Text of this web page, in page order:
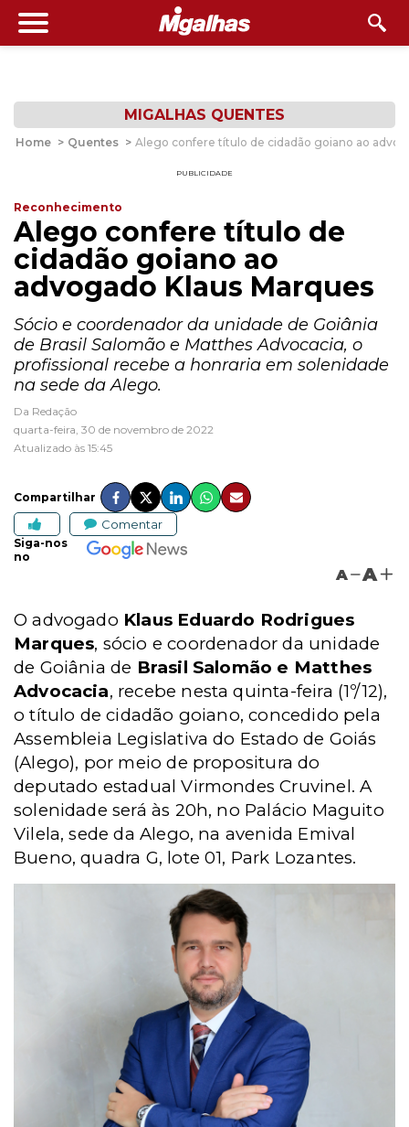
MIGALHAS QUENTES
Home > Quentes > Alego confere título de cidadão goiano ao
PUBLICIDADE
Reconhecimento
Alego confere título de
cidadão goiano ao
advogado Klaus Marques
Sócio e coordenador da unidade de Goiânia
de Brasil Salomão e Matthes Advocacia, o
profissional recebe a honraria em solenidade
na sede da Alego.
Da Redação
quarta-feira, 30 de novembro de 2022
Atualizado às 15:45
Compartilhar
Comentar
Siga-nos
no
A A
O advogado Klaus Eduardo Rodrigues
Marques, sócio e coordenador da unidade
de Goiânia de Brasil Salomão e Matthes
Advocacia, recebe nesta quinta-feira (1º/12),
o título de cidadão goiano, concedido pela
Assembleia Legislativa do Estado de Goiás
(Alego), por meio de propositura do
deputado estadual Virmondes Cruvinel. A
solenidade será às 20h, no Palácio Maguito
Vilela, sede da Alego, na avenida Emival
Bueno, quadra G, lote 01, Park Lozantes.